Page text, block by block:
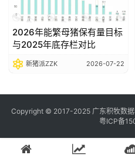
2026年能繁母猪保有量目标
与2025年底存栏对比
新猪派ZZK 2026-07-22
Copyright © 2017-2025 广东积牧数据
粤ICP备